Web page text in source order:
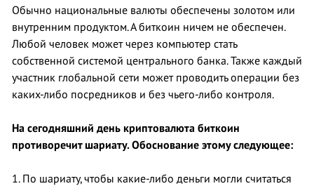
Обычно национальные валюты обеспечены золотом или
внутренним продуктом. А биткоин ничем не обеспечен.
Любой человек может через компьютер стать
собственной системой центрального банка. Также каждый
участник глобальной сети может проводить операции без
каких-либо посредников и без чьего-либо контроля.
На сегодняшний день криптовалюта биткоин
противоречит шариату. Обоснование этому следующее:
1. По шариату, чтобы какие-либо деньги могли считаться